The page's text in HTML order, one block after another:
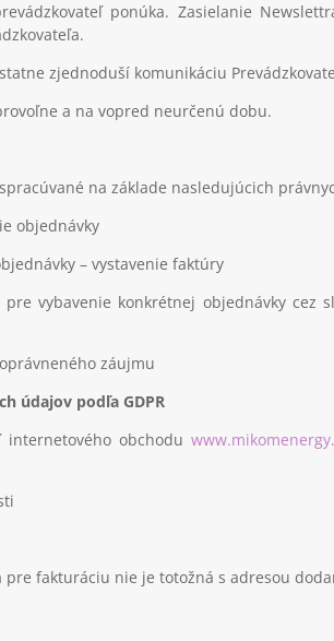
ponúka. Zasielanie
zjednoduší komunikáciu
a na vopred neurčenú dobu.
na základe nasledujúcich
objednávky
– vystavenie faktúry
vybavenie konkrétnej objednávky cez
záujmu
údajov podľa GDPR
internetového obchodu
fakturáciu nie je totožná s adresou